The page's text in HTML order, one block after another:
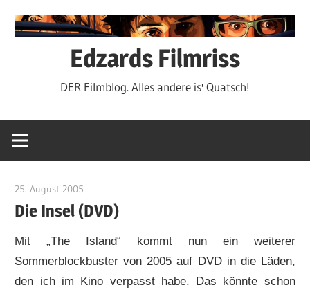
Inhalt
Edzards Filmriss
DER Filmblog. Alles andere is' Quatsch!
25. August 2005
Die Insel (DVD)
Mit „The Island“ kommt nun ein weiterer
Sommerblockbuster von 2005 auf DVD in die Läden,
den ich im Kino verpasst habe. Das könnte schon